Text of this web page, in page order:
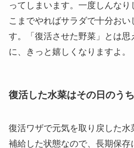
ってしまいます。一度しんなり
こまでやればサラダで十分おい
す。「復活させた野菜」とは思
に、きっと嬉しくなりますよ。
復活した水菜はその日のう
復活ワザで元気を取り戻した水
補給した状態なので、長期保存